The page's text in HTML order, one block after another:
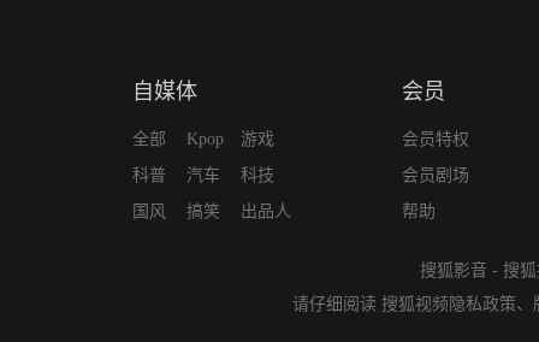
自媒体
全部
科普
国风
Kpop
汽车
搞笑
游戏
科技
出品人
会员
会员特权
会员剧场
帮助
搜狐影音 - 搜
请仔细阅读 搜狐视频隐私政策、